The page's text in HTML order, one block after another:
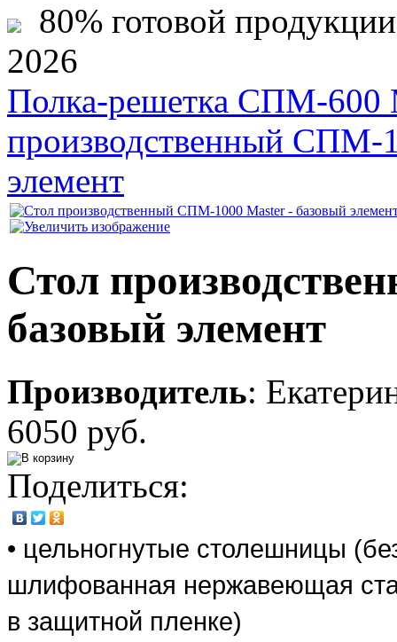
80% готовой
2026
Полка-решетка СПМ-600
производственный СПМ-
элемент
Стол
базовый элемент
Производитель:
6050 руб.
Поделиться:
• цельногнутые столешницы
шлифованная нержавеющая
в защитной пленке)